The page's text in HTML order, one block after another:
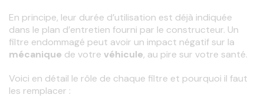
En principe, leur durée d’utilisation est déjà indiquée
dans le plan d’entretien fourni par le constructeur. Un
filtre endommagé peut avoir un impact négatif sur la
mécanique de votre véhicule, au pire sur votre santé.
Voici en détail le rôle de chaque filtre et pourquoi il faut
les remplacer :